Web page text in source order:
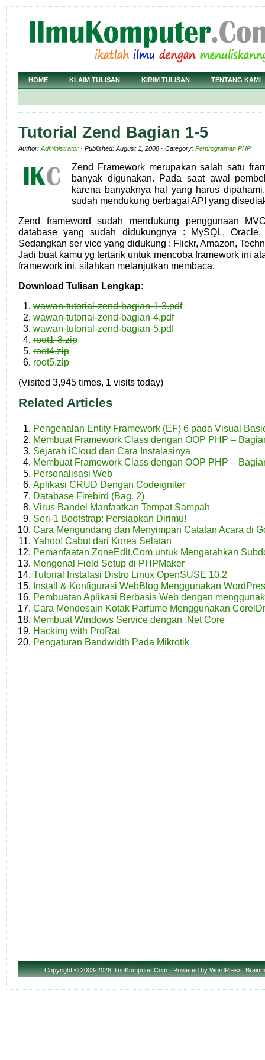
HOME KLAIM TULISAN KIRIM TULISAN TENTANG KAMI
Tutorial Zend Bagian 1-5
Author: Administrator · Published: August 1, 2008 · Category: Pemrograman PHP
Zend Framework merupakan salah satu
banyak digunakan. Pada saat awal
karena banyaknya hal yang harus
sudah mendukung berbagai API yang
Zend frameword sudah mendukung penggunaan
database yang sudah didukungnya : MySQL,
Sedangkan ser vice yang didukung : Flickr, Amazon,
Jadi buat kamu yg tertarik untuk mencoba framework ini
framework ini, silahkan melanjutkan membaca.
Download Tulisan Lengkap:
wawan-tutorial-zend-bagian-1-3.pdf
wawan-tutorial-zend-bagian-4.pdf
wawan-tutorial-zend-bagian-5.pdf
root1-3.zip
root4.zip
root5.zip
(Visited 3,945 times, 1 visits today)
Related Articles
Pengenalan Entity Framework (EF) 6 pada Visual
Membuat Framework Class dengan OOP PHP –
Sejarah iCloud dan Cara Instalasinya
Membuat Framework Class dengan OOP PHP –
Personalisasi Web
Aplikasi CRUD Dengan Codeigniter
Database Firebird (Bag. 2)
Virus Bandel Manfaatkan Tempat Sampah
Seri-1 Bootstrap: Persiapkan Dirimu!
Cara Mengundang dan Menyimpan Catatan Acara di
Yahoo! Cabut dari Korea Selatan
Pemanfaatan ZoneEdit.Com untuk Mengarahkan
Mengenal Field Setup di PHPMaker
Tutorial Instalasi Distro Linux OpenSUSE 10.2
Install & Konfigurasi WebBlog Menggunakan
Pembuatan Aplikasi Berbasis Web dengan
Cara Mendesain Kotak Parfume Menggunakan
Membuat Windows Service dengan .Net Core
Hacking with ProRat
Pengaturan Bandwidth Pada Mikrotik
Copyright© 2003-2026 IlmuKomputer.Com · Powered byWordPress,